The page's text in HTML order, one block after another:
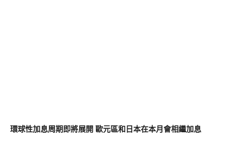
環球性加息周期即將展開 歐元區和日本在本月會相繼加息